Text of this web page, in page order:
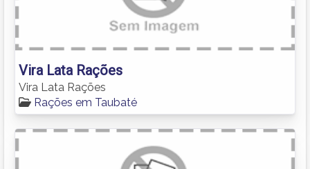
Vira Lata Rações
Vira Lata Rações
Rações em Taubaté